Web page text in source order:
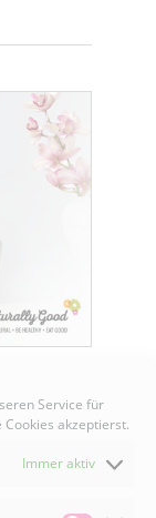
Service für
akzeptierst.
Immer aktiv